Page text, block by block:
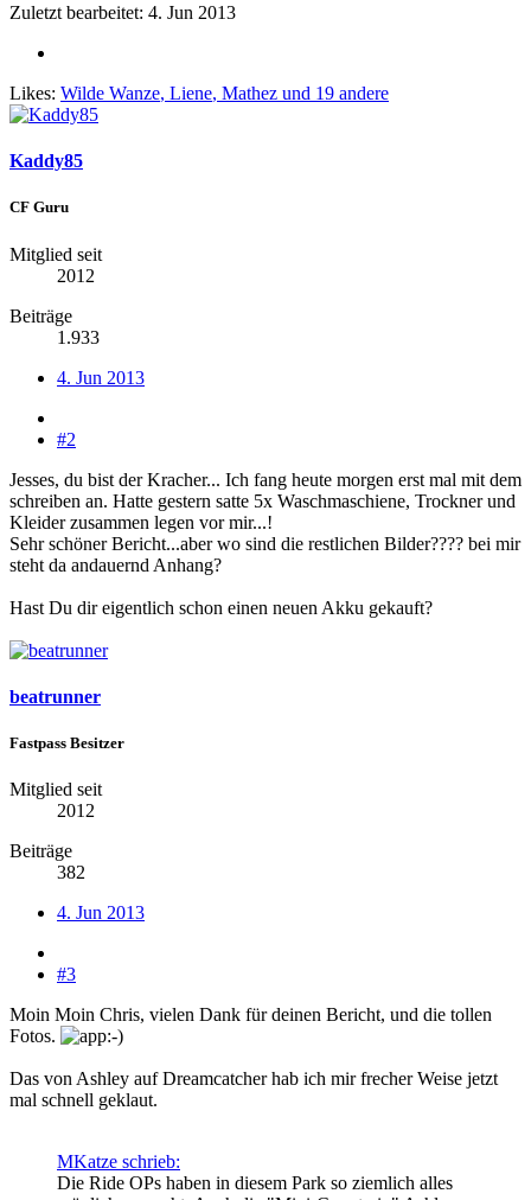
Zuletzt bearbeitet: 4. Jun 2013
Likes: Wilde Wanze, Liene, Mathez und 19 andere
Kaddy85
CF Guru
Mitglied seit
2012
Beiträge
1.933
4. Jun 2013
#2
Jesses, du bist der Kracher... Ich fang heute morgen erst mal mit dem
schreiben an. Hatte gestern satte 5x Waschmaschiene, Trockner und
Kleider zusammen legen vor mir...!
Sehr schöner Bericht...aber wo sind die restlichen Bilder???? bei mir
steht da andauernd Anhang?
Hast Du dir eigentlich schon einen neuen Akku gekauft?
beatrunner
Fastpass Besitzer
Mitglied seit
2012
Beiträge
382
4. Jun 2013
#3
Moin Moin Chris, vielen Dank für deinen Bericht, und die tollen
Fotos.
Das von Ashley auf Dreamcatcher hab ich mir frecher Weise jetzt
mal schnell geklaut.
MKatze schrieb:
Die Ride OPs haben in diesem Park so ziemlich alles